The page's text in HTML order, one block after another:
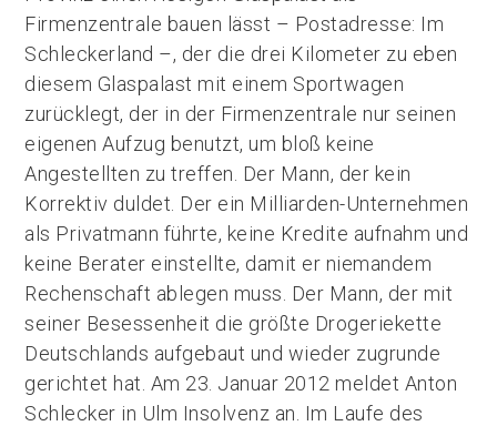
Firmenzentrale bauen lässt – Postadresse: Im
Schleckerland –, der die drei Kilometer zu eben
diesem Glaspalast mit einem Sportwagen
zurücklegt, der in der Firmenzentrale nur seinen
eigenen Aufzug benutzt, um bloß keine
Angestellten zu treffen. Der Mann, der kein
Korrektiv duldet. Der ein Milliarden-Unternehmen
als Privatmann führte, keine Kredite aufnahm und
keine Berater einstellte, damit er niemandem
Rechenschaft ablegen muss. Der Mann, der mit
seiner Besessenheit die größte Drogeriekette
Deutschlands aufgebaut und wieder zugrunde
gerichtet hat. Am 23. Januar 2012 meldet Anton
Schlecker in Ulm Insolvenz an. Im Laufe des